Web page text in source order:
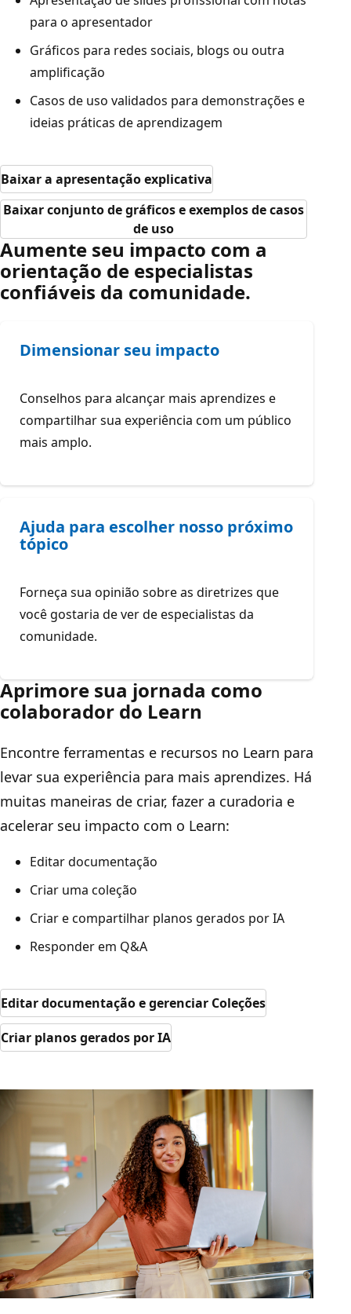
para o apresentador
Gráficos para redes sociais, blogs ou outra
amplificação
Casos de uso validados para demonstrações e
ideias práticas de aprendizagem
Baixar a apresentação explicativa
Baixar conjunto de gráficos e exemplos de casos
de uso
Aumente seu impacto com a
orientação de especialistas
confiáveis da comunidade.
Dimensionar seu impacto
Conselhos para alcançar mais aprendizes e
compartilhar sua experiência com um público
mais amplo.
Ajuda para escolher nosso próximo
tópico
Forneça sua opinião sobre as diretrizes que
você gostaria de ver de especialistas da
comunidade.
Aprimore sua jornada como
colaborador do Learn
Encontre ferramentas e recursos no Learn para
levar sua experiência para mais aprendizes. Há
muitas maneiras de criar, fazer a curadoria e
acelerar seu impacto com o Learn:
Editar documentação
Criar uma coleção
Criar e compartilhar planos gerados por IA
Responder em Q&A
Editar documentação e gerenciar Coleções
Criar planos gerados por IA